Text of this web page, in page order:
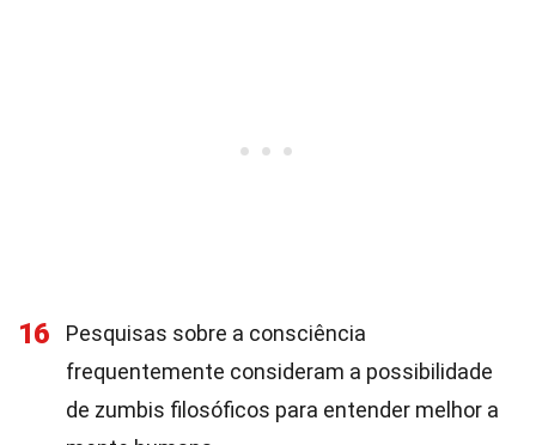
16
Pesquisas sobre a consciência
frequentemente consideram a possibilidade
de zumbis filosóficos para entender melhor a